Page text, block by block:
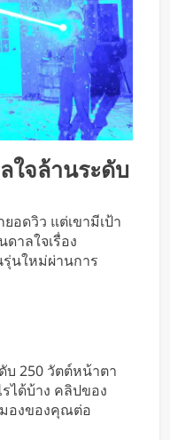
ใจล้านระดับ
อดวิว แต่เขามีเป้า
าลใจเรื่อง
นใหม่ผ่านการ
บ 250 วัตต์หน้าตา
ได้บ้าง คลิปของ
องของคุณต่อ